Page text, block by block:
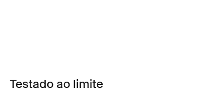
Testado ao limite